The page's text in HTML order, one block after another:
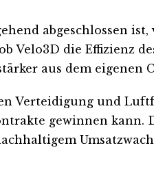
abgeschlossen
Velo3D die Effizienz
aus dem eigenen
Verteidigung und
gewinnen kann.